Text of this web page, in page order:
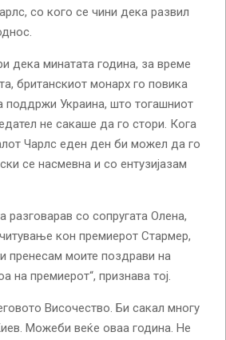
со кого се чини дека развил
дека минатата година, за време
британскиот монарх го повика
поддржи Украина, што тогашниот
не сакаше да го стори. Кога
Чарлс еден ден би можел да го
се насмевна и со ентузијазам
разговарав со сопругата Олена,
кон премиерот Стармер,
пренесам моите поздрави на
на премиерот“, признава тој.
Височество. Би сакал многу
Можеби веќе оваа година. Не